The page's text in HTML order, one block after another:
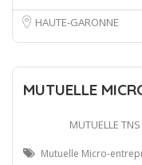
HAUTE-GARONNE
MUTUELLE
MUTUELLE TNS
Mutuelle Micro-